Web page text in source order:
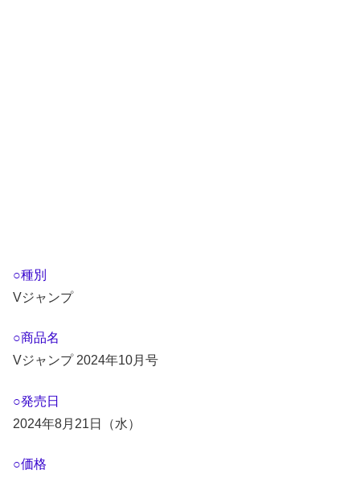
○種別
Vジャンプ
○商品名
Vジャンプ 2024年10月号
○発売日
2024年8月21日（水）
○価格